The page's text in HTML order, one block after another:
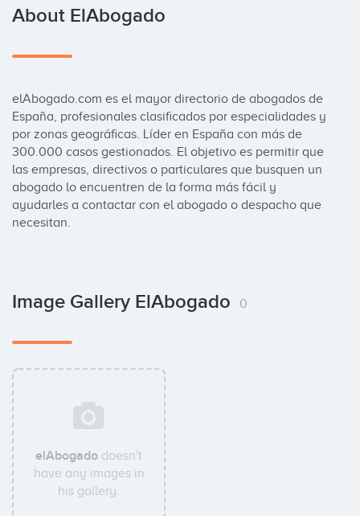
About ElAbogado
elAbogado.com es el mayor directorio de abogados de
España, profesionales clasificados por especialidades y
por zonas geográficas. Líder en España con más de
300.000 casos gestionados. El objetivo es permitir que
las empresas, directivos o particulares que busquen un
abogado lo encuentren de la forma más fácil y
ayudarles a contactar con el abogado o despacho que
necesitan.
Image Gallery ElAbogado 0
elAbogado doesn't
have any images in
his gallery.